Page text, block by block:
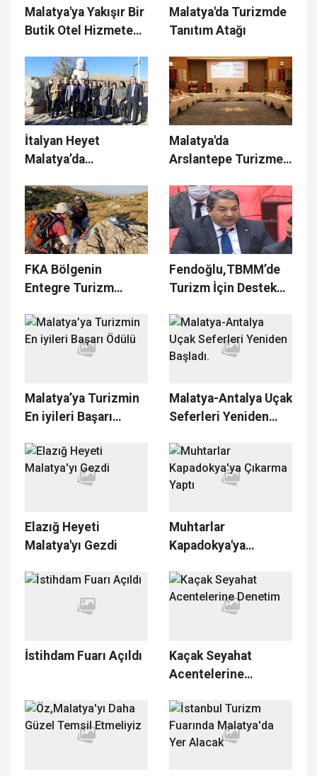
Malatya'ya Yakışır Bir
Butik Otel Hizmete
Malatya'da Turizmde
Tanıtım Atağı
İtalyan Heyet
Malatya’da
Bulundu
Malatya'da
Arslantepe Turizme
FKA Bölgenin
Entegre Turizm
Fendoğlu,TBMM’de
Turizm İçin Destek
Malatya’ya Turizmin
En iyileri Başarı
Malatya-Antalya Uçak
Seferleri Yeniden
Elazığ Heyeti
Malatya'yı Gezdi
Muhtarlar
Kapadokya'ya
İstihdam Fuarı Açıldı
Kaçak Seyahat
Acentelerine